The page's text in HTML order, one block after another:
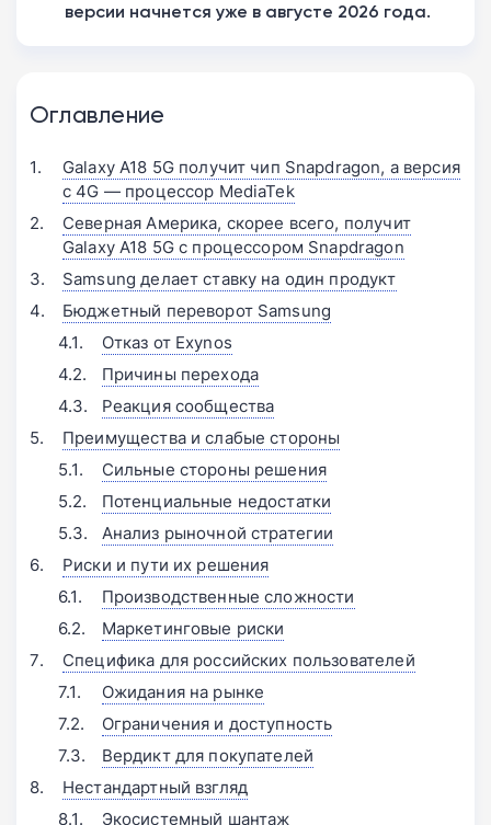
версии начнется уже в августе 2026 года.
Оглавление
Galaxy A18 5G получит чип Snapdragon, а версия
с 4G — процессор MediaTek
Северная Америка, скорее всего, получит
Galaxy A18 5G с процессором Snapdragon
Samsung делает ставку на один продукт
Бюджетный переворот Samsung
Отказ от Exynos
Причины перехода
Реакция сообщества
Преимущества и слабые стороны
Сильные стороны решения
Потенциальные недостатки
Анализ рыночной стратегии
Риски и пути их решения
Производственные сложности
Маркетинговые риски
Специфика для российских пользователей
Ожидания на рынке
Ограничения и доступность
Вердикт для покупателей
Нестандартный взгляд
Экосистемный шантаж